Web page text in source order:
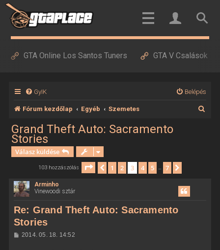
GTA Online Los Santos Tuners GTA V Csalások
GyIK Belépés
Fórum kezdőlap Egyéb Szemetes
Grand Theft Auto: Sacramento
Stories
Válasz küldése
103 hozzászólás Oldal: /7
Előző
1 2 3 4 5 … 7
Arminho
Vinewoodi sztár
Re: Grand Theft Auto: Sacramento
Stories
H
2014. 05. 18. 14:52